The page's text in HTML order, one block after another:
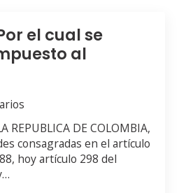
el cual se
al
REPUBLICA DE COLOMBIA,
consagradas en el artículo
hoy artículo 298 del